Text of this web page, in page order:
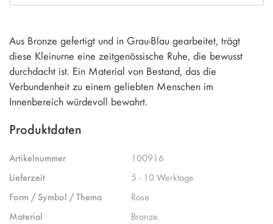
Aus Bronze gefertigt und in Grau-Blau gearbeitet, trägt
diese Kleinurne eine zeitgenössische Ruhe, die bewusst
durchdacht ist. Ein Material von Bestand, das die
Verbundenheit zu einem geliebten Menschen im
Innenbereich würdevoll bewahrt.
Produktdaten
Artikelnummer
100916
Lieferzeit
5 - 10 Werktage
Form / Symbol / Thema
Rose
Material
Bronze